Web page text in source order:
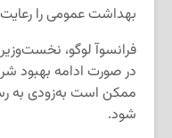
بهداشت عمومی را
فرانسوآ لوگو،
در صورت ادامه بهبود
ممکن است به‌زودی به
شود.